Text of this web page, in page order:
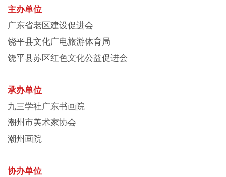
主办单位
广东省老区建设促进会
饶平县文化广电旅游体育局
饶平县苏区红色文化公益促进会
承办单位
九三学社广东书画院
潮州市美术家协会
潮州画院
协办单位